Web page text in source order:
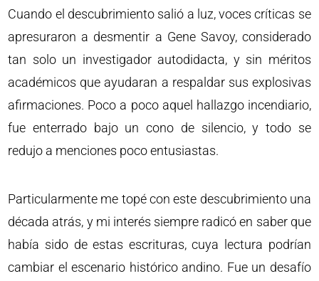
Cuando el descubrimiento salió a luz, voces críticas se
apresuraron a desmentir a Gene Savoy, considerado
tan solo un investigador autodidacta, y sin méritos
académicos que ayudaran a respaldar sus explosivas
afirmaciones. Poco a poco aquel hallazgo incendiario,
fue enterrado bajo un cono de silencio, y todo se
redujo a menciones poco entusiastas.
Particularmente me topé con este descubrimiento una
década atrás, y mi interés siempre radicó en saber que
había sido de estas escrituras, cuya lectura podrían
cambiar el escenario histórico andino. Fue un desafío